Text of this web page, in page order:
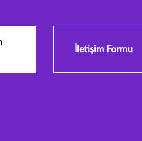
İletişim Formu